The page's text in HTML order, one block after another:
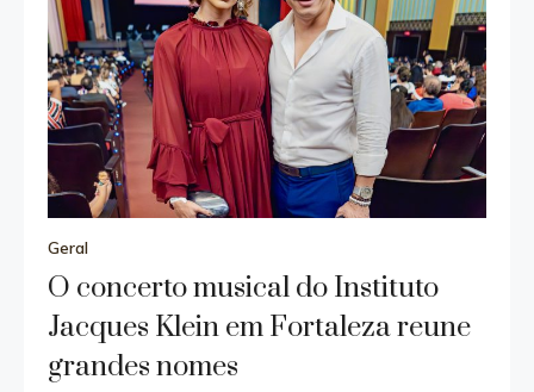
Geral
O concerto musical do Instituto
Jacques Klein em Fortaleza reune
grandes nomes